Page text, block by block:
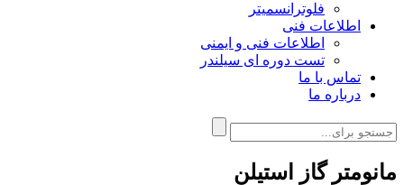
فلوترانسمیتر
اطلاعات فنی
اطلاعات فنی و ایمنی
تست دوره ای سیلندر
تماس با ما
درباره ما
مانومتر گاز استیلن